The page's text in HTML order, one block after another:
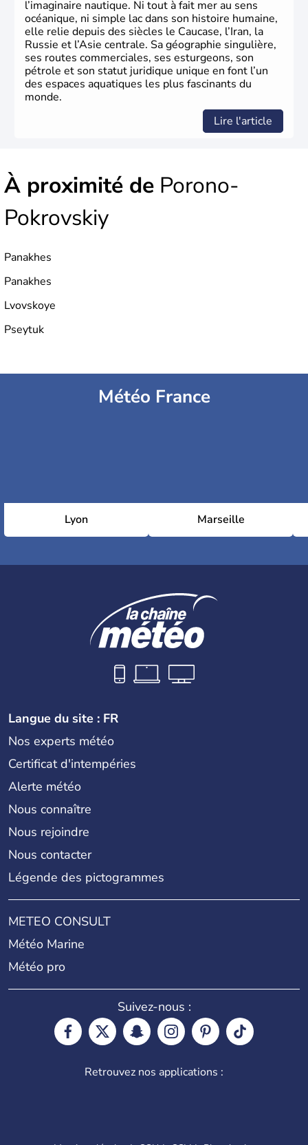
l’imaginaire nautique. Ni tout à fait mer au sens
océanique, ni simple lac dans son histoire humaine,
elle relie depuis des siècles le Caucase, l’Iran, la
Russie et l’Asie centrale. Sa géographie singulière,
ses routes commerciales, ses esturgeons, son
pétrole et son statut juridique unique en font l’un
des espaces aquatiques les plus fascinants du
monde.
Lire l'article
À proximité de Porono-
Pokrovskiy
Panakhes
Panakhes
Lvovskoye
Pseytuk
Météo France
Lyon Marseille
Langue du site : FR
Nos experts météo
Certificat d'intempéries
Alerte météo
Nous connaître
Nous rejoindre
Nous contacter
Légende des pictogrammes
METEO CONSULT
Météo Marine
Météo pro
Suivez-nous :
Retrouvez nos applications :